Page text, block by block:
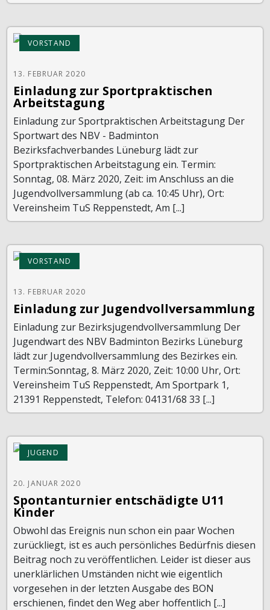
VORSTAND
13. FEBRUAR 2020
Einladung zur Sportpraktischen
Arbeitstagung
Einladung zur Sportpraktischen Arbeitstagung Der
Sportwart des NBV - Badminton
Bezirksfachverbandes Lüneburg lädt zur
Sportpraktischen Arbeitstagung ein. Termin:
Sonntag, 08. März 2020, Zeit: im Anschluss an die
Jugendvollversammlung (ab ca. 10:45 Uhr), Ort:
Vereinsheim TuS Reppenstedt, Am [...]
VORSTAND
13. FEBRUAR 2020
Einladung zur Jugendvollversammlung
Einladung zur Bezirksjugendvollversammlung Der
Jugendwart des NBV Badminton Bezirks Lüneburg
lädt zur Jugendvollversammlung des Bezirkes ein.
Termin:Sonntag, 8. März 2020, Zeit: 10:00 Uhr, Ort:
Vereinsheim TuS Reppenstedt, Am Sportpark 1,
21391 Reppenstedt, Telefon: 04131/68 33 [...]
JUGEND
20. JANUAR 2020
Spontanturnier entschädigte U11
Kinder
Obwohl das Ereignis nun schon ein paar Wochen
zurückliegt, ist es auch persönliches Bedürfnis diesen
Beitrag noch zu veröffentlichen. Leider ist dieser aus
unerklärlichen Umständen nicht wie eigentlich
vorgesehen in der letzten Ausgabe des BON
erschienen, findet den Weg aber hoffentlich [...]